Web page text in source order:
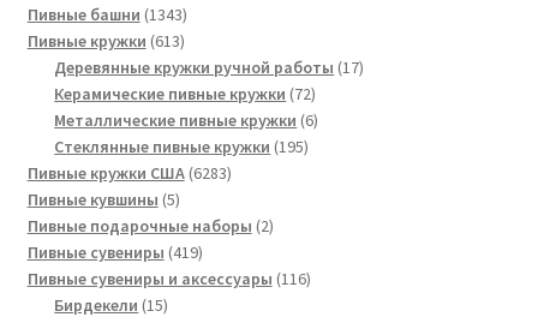
товаров
Пивные башни 13431343
товара
Пивные кружки 613613
товаров
Деревянные кружки ручной работы 1717
Керамические пивные кружки 7272
товара
Металлические пивные кружки 66
Стеклянные пивные кружки 195195
Пивные кружки США 62836283
Пивные кувшины 55
товаров
Пивные подарочные наборы 22
Пивные сувениры 419419
товаров
Пивные сувениры и аксессуары 116116
Бирдекели 1515